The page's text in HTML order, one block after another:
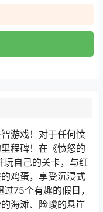
游戏！对于任何愤
程碑！在《愤怒的
玩自己的关卡，与红
鸡蛋，享受沉浸式
75个有趣的假日，
海滩、险峻的悬崖